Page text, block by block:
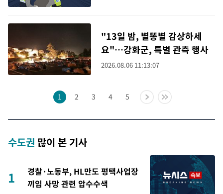
"13일 밤, 별똥별 감상하세
요"…강화군, 특별 관측 행사
2026.08.06 11:13:07
1 2 3 4 5
수도권 많이 본 기사
1
경찰·노동부, HL만도 평택사업장
끼임 사망 관련 압수수색